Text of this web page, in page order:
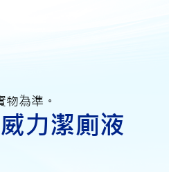
為準。
力潔廁液